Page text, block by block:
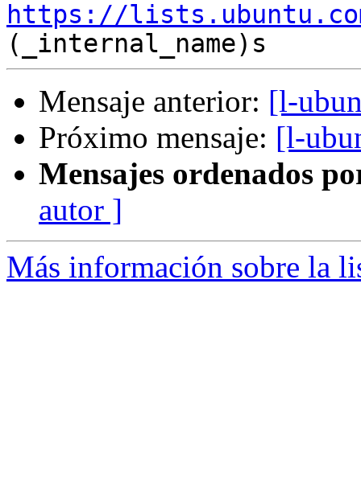
https://
Mensaje anterior: [l-
Próximo mensaje: [l-
Mensajes ordenados
autor ]
Más información sobre la